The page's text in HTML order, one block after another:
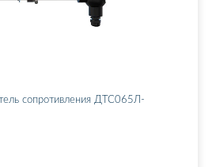
со­про­тив­ле­ния ДТ­С065Л-